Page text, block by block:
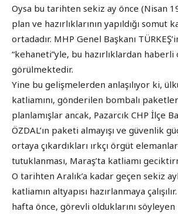
Oysa bu tarihten sekiz ay önce (Nisan
plan ve hazırlıklarının yapıldığı somut
ortadadır. MHP Genel Başkanı
“kehaneti”yle, bu hazırlıklardan haberli
görülmektedir.
Yine bu gelişmelerden anlaşılıyor ki,
katliamını, gönderilen bombalı
planlamışlar ancak, Pazarcık CHP İlçe
ÖZDAL’ın paketi almayışı ve güvenlik
ortaya çıkardıkları ırkçı örgüt
tutuklanması, Maraş’ta katliamı
O tarihten Aralık’a kadar geçen sekiz
katliamın altyapısı hazırlanmaya
hafta önce, görevli olduklarını